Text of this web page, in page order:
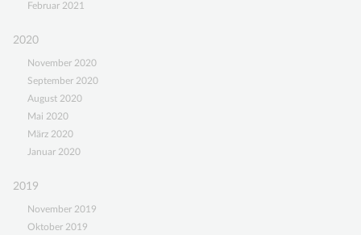
Februar 2021
2020
November 2020
September 2020
August 2020
Mai 2020
März 2020
Januar 2020
2019
November 2019
Oktober 2019